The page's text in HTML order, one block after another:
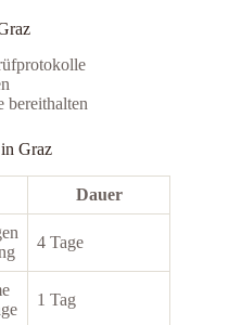
bereithalten
Graz
Dauer
4 Tage
1 Tag